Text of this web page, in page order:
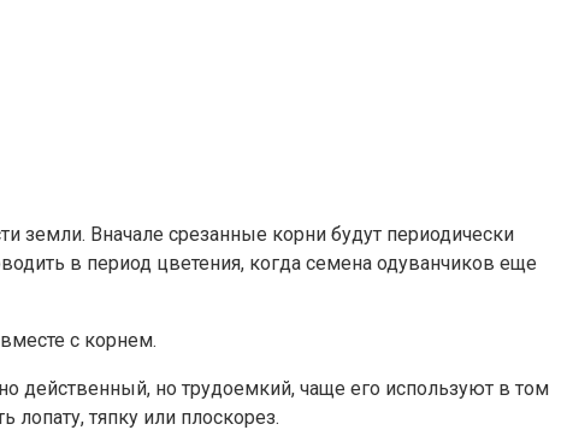
земли. Вначале срезанные корни будут периодически
в период цветения, когда семена одуванчиков еще
с корнем.
действенный, но трудоемкий, чаще его используют в том
лопату, тяпку или плоскорез.